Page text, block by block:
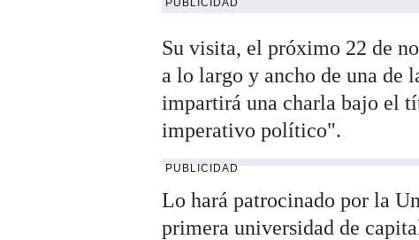
PUBLICIDAD
Su visita, el próximo 22 de
a lo largo y ancho de una de
impartirá una charla bajo el
imperativo político".
PUBLICIDAD
Lo hará patrocinado por la
primera universidad de